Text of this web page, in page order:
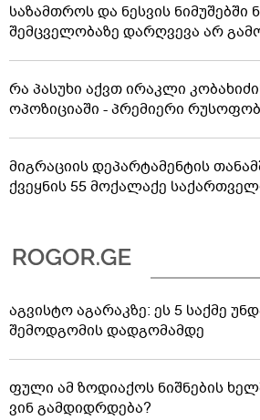
საზამთროს და ნესვის ნიმუშებში
შემცველობაზე დარღვევა არ
რა პასუხი აქვთ ირაკლი
ოპოზიციაში - პრემიერი
მიგრაციის დეპარტამენტის
ქვეყნის 55 მოქალაქე
აგვისტო აგარაკზე: ეს 5 საქმე
შემოდგომის დადგომამდე
ფული ამ ზოდიაქოს ნიშნების
ვინ გამდიდრდება?